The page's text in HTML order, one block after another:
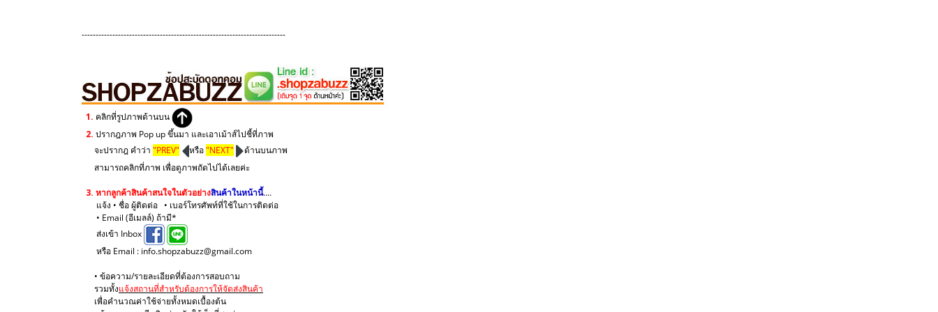
-------------------------------------------------------------------------
1. คลิกที่รูปภาพด้านบน
2. ปรากฎภาพ Pop up ขึ้นมา และเอาเม้าส์ไปชี้ที่ภาพ
จะปรากฎ คำว่า "PREV" หรือ"NEXT"
ด้านบนภาพ
สามารถคลิกที่ภาพ เพื่อดูภาพถัดไปได้เลยค่ะ
3. หากลูกค้าสินค้าสนใจในตัวอย่างสินค้าในหน้านี้....
แจ้ง • ชื่อ ผู้ติดต่อ • เบอร์โทรศัพท์ที่ใช้ในการติดต่อ
• Email (อีเมลล์) ถ้ามี*
ส่งเข้า Inbox
หรือ Email : info.shopzabuzz@gmail.com
• ข้อความ/รายละเอียดที่ต้องการสอบถาม
รวมทั้งแจ้งสถานที่สำหรับต้องการให้จัดส่งสินค้า
เพื่อคำนวณค่าใช้จ่ายทั้งหมดเบื้องต้น